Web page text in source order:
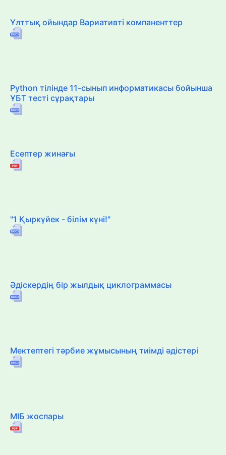
Ұлттық ойындар Вариативті компаненттер
Python тілінде 11-сынып информатикасы бойынша
ҰБТ тесті сұрақтары
Есептер жинағы
"1 Қыркүйек - білім күні!"
Әдіскердің бір жылдық циклограммасы
Мектептегі тәрбие жұмысының тиімді әдістері
МІБ жоспары